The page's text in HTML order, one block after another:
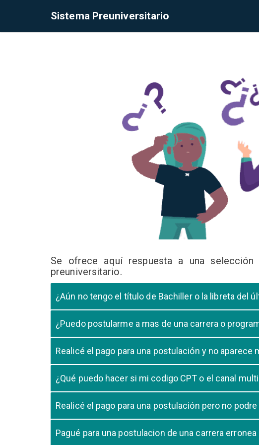
Sistema Preuniversitario
Se ofrece aquí respuesta a una
preuniversitario.
¿Aún no tengo el título de Bachiller o la libreta del
cursando el ultimo año.
¿Puedo postularme a mas de una carrera o
Realicé el pago para una postulación y no aparece
pago, debe comunicarse con su unidad de admisión e
¿Qué puedo hacer si mi codigo CPT o el canal
su postulación.
Realicé el pago para una postulación pero no
Pagué para una postulacion de una carrera